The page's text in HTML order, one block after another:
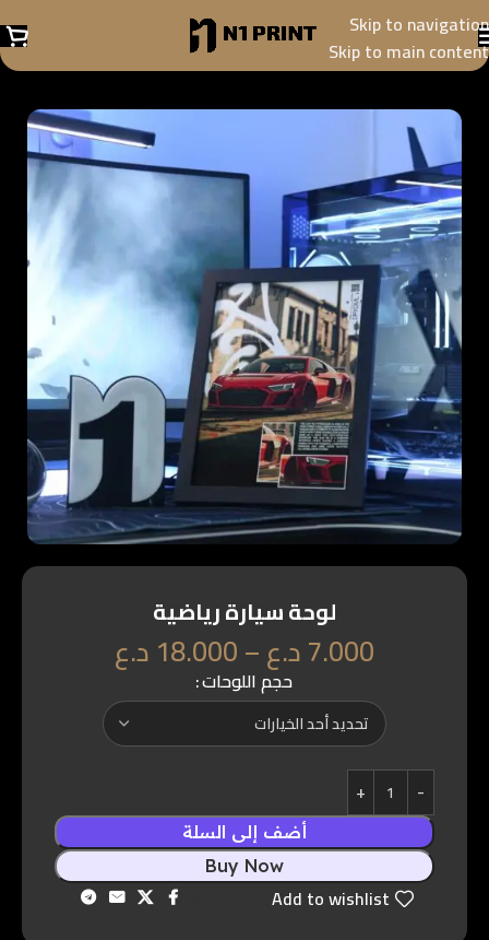
Skip to navigation
Skip to main content
لوحة سيارة رياضية
7.000د.ع–
18.000د.ع
حجم اللوحات
أضف إلى السلة
Buy Now
Add to wishlist